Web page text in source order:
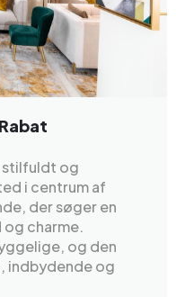
stilfuldt og
i centrum af
der søger en
charme.
og den
indbydende og